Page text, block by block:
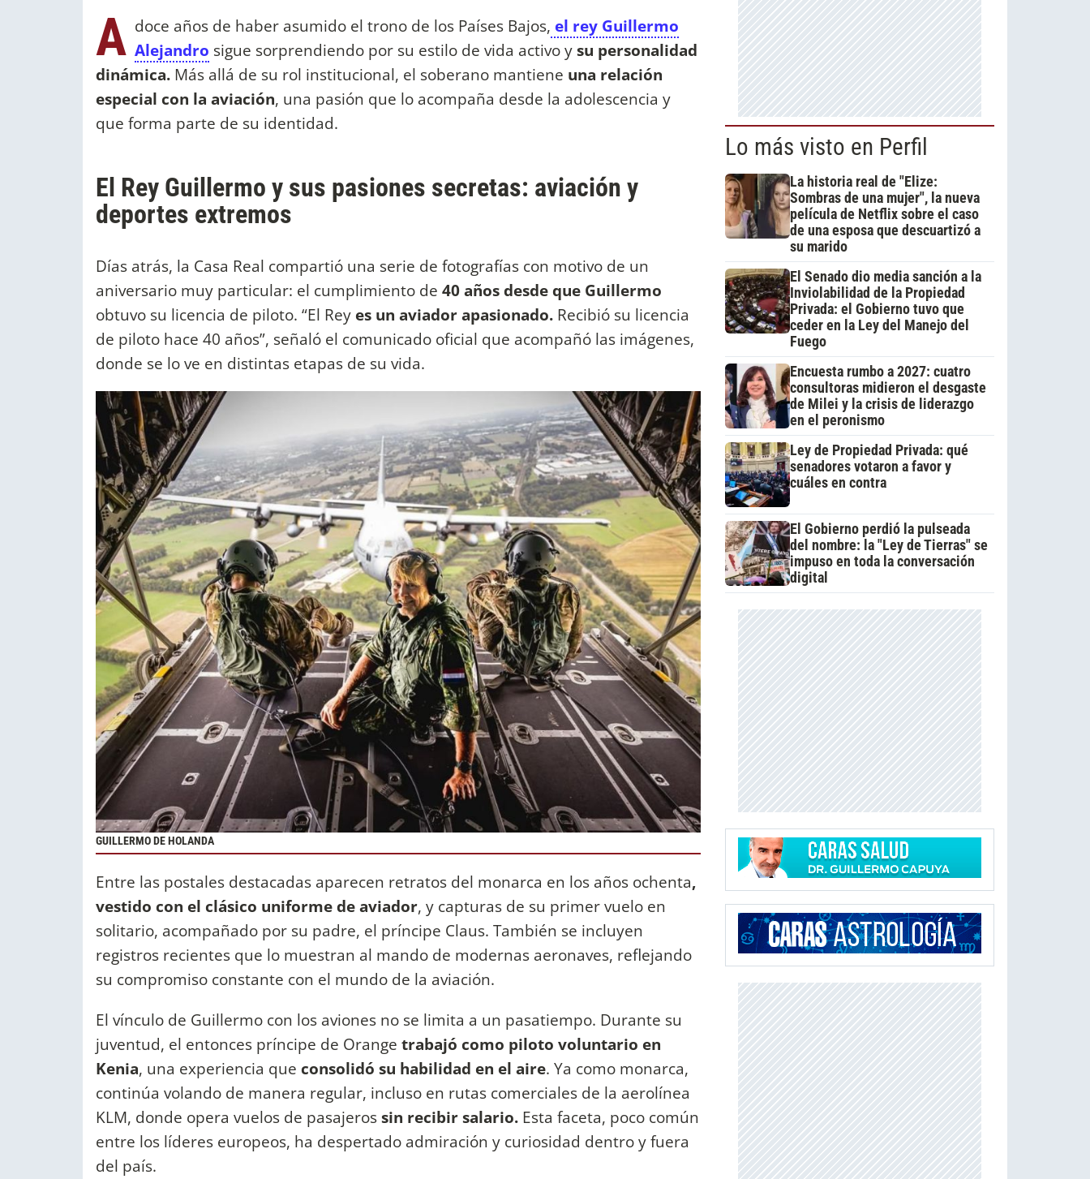
A doce años de haber asumido el trono de los Países Bajos, el rey Guillermo
Alejandro sigue sorprendiendo por su estilo de vida activo ysu personalidad
dinámica. Más allá de su rol institucional, el soberano mantiene una relación
especial con la aviación, una pasión que lo acompaña desde la adolescencia y
que forma parte de su identidad.
El Rey Guillermo y sus pasiones secretas: aviación y
deportes extremos
Días atrás, la Casa Real compartió una serie de fotografías con motivo de un
aniversario muy particular: el cumplimiento de 40 años desde que Guillermo
obtuvo su licencia de piloto. “El Rey es un aviador apasionado. Recibió su licencia
de piloto hace 40 años”, señaló el comunicado oficial que acompañó las imágenes,
donde se lo ve en distintas etapas de su vida.
GUILLERMO DE HOLANDA
Entre las postales destacadas aparecen retratos del monarca en los años ochenta,
vestido con el clásico uniforme de aviador, y capturas de su primer vuelo en
solitario, acompañado por su padre, el príncipe Claus. También se incluyen
registros recientes que lo muestran al mando de modernas aeronaves, reflejando
su compromiso constante con el mundo de la aviación.
El vínculo de Guillermo con los aviones no se limita a un pasatiempo. Durante su
juventud, el entonces príncipe de Orange trabajó como piloto voluntario en
Kenia, una experiencia que consolidó su habilidad en el aire. Ya como monarca,
continúa volando de manera regular, incluso en rutas comerciales de la aerolínea
KLM, donde opera vuelos de pasajerossin recibir salario. Esta faceta, poco común
entre los líderes europeos, ha despertado admiración y curiosidad dentro y fuera
del país.
Lo más visto en Perfil
La historia real de "Elize:
Sombras de una mujer", la nueva
película de Netflix sobre el caso
de una esposa que descuartizó a
su marido
El Senado dio media sanción a la
Inviolabilidad de la Propiedad
Privada: el Gobierno tuvo que
ceder en la Ley del Manejo del
Fuego
Encuesta rumbo a 2027: cuatro
consultoras midieron el desgaste
de Milei y la crisis de liderazgo
en el peronismo
Ley de Propiedad Privada: qué
senadores votaron a favor y
cuáles en contra
El Gobierno perdió la pulseada
del nombre: la "Ley de Tierras" se
impuso en toda la conversación
digital